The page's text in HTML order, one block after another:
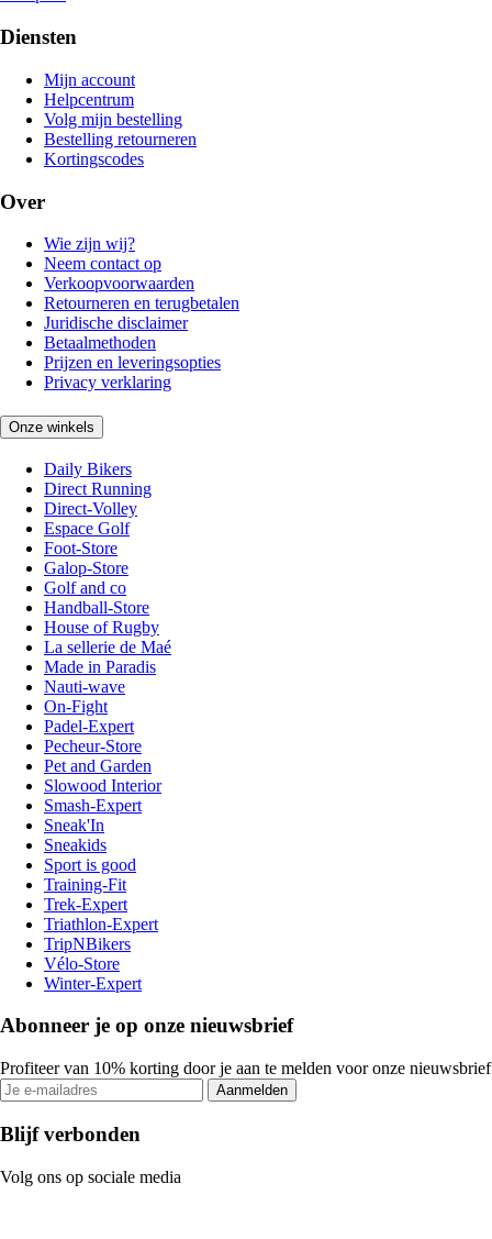
Diensten
Mijn account
Helpcentrum
Volg mijn bestelling
Bestelling retourneren
Kortingscodes
Over
Wie zijn wij?
Neem contact op
Verkoopvoorwaarden
Retourneren en terugbetalen
Juridische disclaimer
Betaalmethoden
Prijzen en leveringsopties
Privacy verklaring
Onze winkels
Daily Bikers
Direct Running
Direct-Volley
Espace Golf
Foot-Store
Galop-Store
Golf and co
Handball-Store
House of Rugby
La sellerie de Maé
Made in Paradis
Nauti-wave
On-Fight
Padel-Expert
Pecheur-Store
Pet and Garden
Slowood Interior
Smash-Expert
Sneak'In
Sneakids
Sport is good
Training-Fit
Trek-Expert
Triathlon-Expert
TripNBikers
Vélo-Store
Winter-Expert
Abonneer je op onze nieuwsbrief
Profiteer van 10% korting door je aan te melden voor onze nieuwsbrief
Aanmelden
Blijf verbonden
Volg ons op sociale media